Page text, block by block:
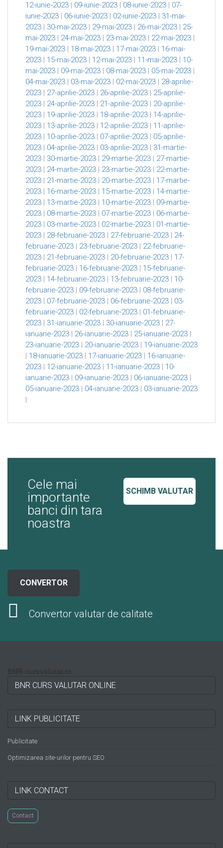
12-iunie-2023 | 09-iunie-2023 | 08-iunie-2023 | 07-
iunie-2023 | 06-iunie-2023 | 02-iunie-2023 | 31-mai-
2023 | 30-mai-2023 | 29-mai-2023 | 26-mai-2023 | 25-
mai-2023 | 24-mai-2023 | 23-mai-2023 | 22-mai-2023 |
19-mai-2023 | 18-mai-2023 | 17-mai-2023 | 16-mai-
2023 | 15-mai-2023 | 12-mai-2023 | 11-mai-2023 | 10-
mai-2023 | 09-mai-2023 | 08-mai-2023 | 05-mai-2023 |
04-mai-2023 | 03-mai-2023 | 02-mai-2023 | 28-aprilie-
2023 | 27-aprilie-2023 | 26-aprilie-2023 | 25-aprilie-
2023 | 24-aprilie-2023 | 21-aprilie-2023 | 20-aprilie-
2023 | 19-aprilie-2023 | 18-aprilie-2023 | 14-aprilie-
2023 | 13-aprilie-2023 | 12-aprilie-2023 | 11-aprilie-
2023 | 10-aprilie-2023 | 07-aprilie-2023 | 05-aprilie-
2023 | 04-aprilie-2023 | 03-aprilie-2023 | 31-martie-
2023 | 30-martie-2023 | 29-martie-2023 | 27-martie-
2023 | 24-martie-2023 | 23-martie-2023 | 22-martie-
2023 | 21-martie-2023 | 20-martie-2023 | 17-martie-
2023 | 16-martie-2023 | 15-martie-2023 | 14-martie-
2023 | 13-martie-2023 | 10-martie-2023 | 09-martie-
2023 | 08-martie-2023 | 07-martie-2023 | 06-martie-
2023 | 03-martie-2023 | 02-martie-2023 | 01-martie-
2023 | 28-februarie-2023 | 27-februarie-2023 | 24-
februarie-2023 | 23-februarie-2023 | 22-februarie-
2023 | 21-februarie-2023 | 20-februarie-2023 | 17-
februarie-2023 | 16-februarie-2023 | 15-februarie-
2023 | 14-februarie-2023 | 13-februarie-2023 | 10-
februarie-2023 | 09-februarie-2023 | 08-februarie-
2023 | 07-februarie-2023 | 06-februarie-2023 | 03-
februarie-2023 | 02-februarie-2023 | 01-februarie-
2023 | 31-ianuarie-2023 | 30-ianuarie-2023 | 27-
ianuarie-2023 | 26-ianuarie-2023 | 25-ianuarie-2023 |
23-ianuarie-2023 | 20-ianuarie-2023 | 19-ianuarie-2023
| 18-ianuarie-2023 | 17-ianuarie-2023 | 16-ianuarie-
2023 | 12-ianuarie-2023 | 11-ianuarie-2023 | 10-
ianuarie-2023 | 09-ianuarie-2023 | 06-ianuarie-2023 |
05-ianuarie-2023 | 04-ianuarie-2023 | 03-ianuarie-2023
|
SCHIMB VALUTAR
Cele mai
importante
banci din tara
noastra
CONVERTOR
Convertor valutar de calitate
BNR CURS VALUTAR ONLINE
LINK PUBLICITATE
Publicitate
Optimizarea site-urilor pentru SEO
LINK CONTACT
Contact